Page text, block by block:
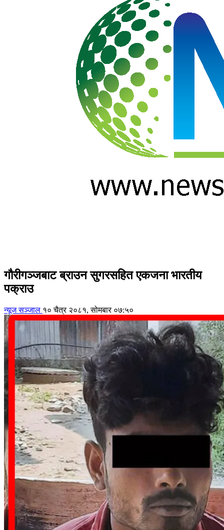
गौरीगञ्जबाट ब्राउन सुगरसहित एकजना भारतीय
पक्राउ
न्यूज सञ्जाल १० चैत्र २०८१, सोमबार ०७:५०